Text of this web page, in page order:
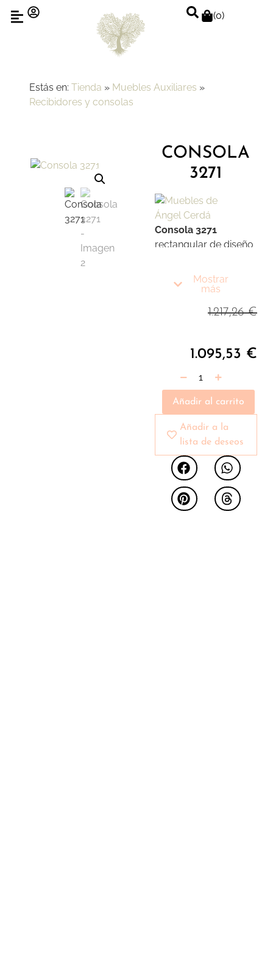
(0)
Estás en: Tienda » Muebles Auxiliares »
Recibidores y consolas
CONSOLA
3271
Consola 3271
rectangular de diseño
madera chapada en
nogal natural
elegante tapizado en
Su estructura de
patas de acero
inoxidable pulido en
color dorado, aporta
el toque de
modernidad y
vanguardia que busca
original detalle en piel
de origen vacuno
aporta el toque de
estilo ideal para tu
Mostrar
más
1.217,26€
1.095,53 €
Añadir al carrito
Añadir a la
lista de deseos